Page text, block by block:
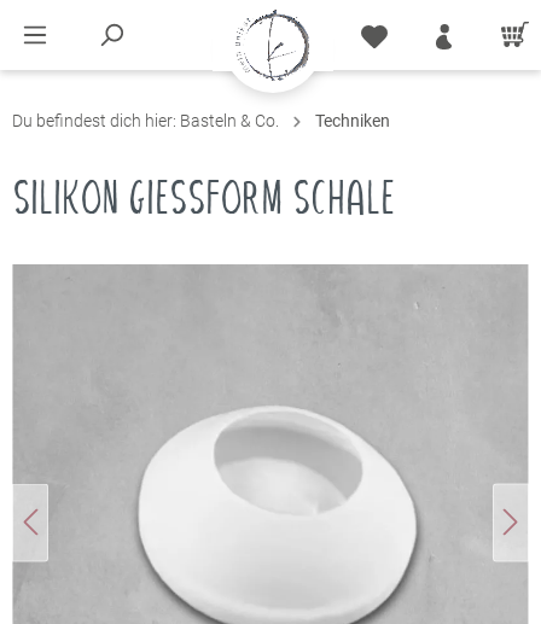
Du befindest dich hier: Basteln & Co. Techniken
SILIKON GIESSFORM SCHALE